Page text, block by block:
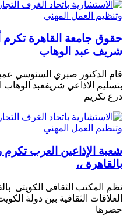
حقوق جامعة القاهرة تكرم
شريف عبد الوهاب
قام الدكتور صبري السنوسي
بتسليم الاذاعي شريفعبد الوهاب
درع تكريم
شعبة الإذاعين العرب تكرم
بالقاهرة ،،
نظم المكتب الثقافى الكويتى
العلاقات الثقافية بين دولة
حضرها